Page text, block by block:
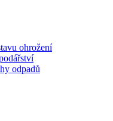
ohrožení
odpadů